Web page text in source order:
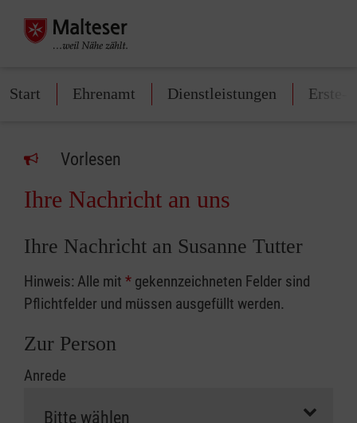
Start Ehrenamt Dienstleistungen Erste-
Vorlesen
Ihre Nachricht an uns
Ihre Nachricht an Susanne Tutter
Hinweis: Alle mit * gekennzeichneten Felder sind
Pflichtfelder und müssen ausgefüllt werden.
Zur Person
Anrede